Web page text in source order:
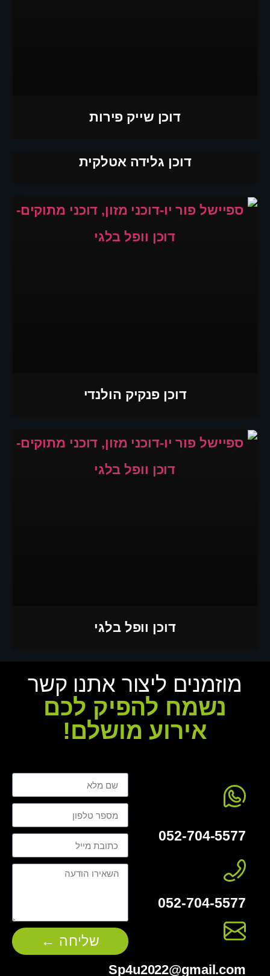
דוכן שייק פירות
דוכן גלידה אטלקית
דוכן פנקיק הולנדי
דוכן וופל בלגי
מוזמנים ליצור אתנו קשר
נשמח להפיק לכם
אירוע מושלם!
052-704-5577
052-704-5577
Sp4u2022@gmail.com
שליחה ←